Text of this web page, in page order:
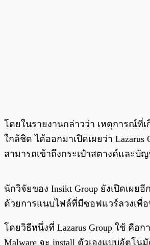
โดยในรายงานกล่าวว่า เหตุการณ์ที่
ใกล้ชิด ได้ออกมาเปิดเผยว่า
สามารถเข้าถึงกระเป๋าสตางค์และบั
นักวิจัยของ Insikt Group ยังเปิดเผย
ด้วยการแนบไฟล์ที่มีซอฟแวร์ลวงเพื่
โดยวิธีหนึ่งที่ Lazarus Group ใช้ คือก
Malware จะ install ตัวเองแบบอัต